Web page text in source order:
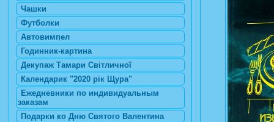
Чашки
Футболки
Автовимпел
Годинник-картина
Декупаж Тамари Світличної
Календарик "2020 рік Щура"
Ежедневники по индивидуальным
заказам
Подарки ко Дню Святого Валентина